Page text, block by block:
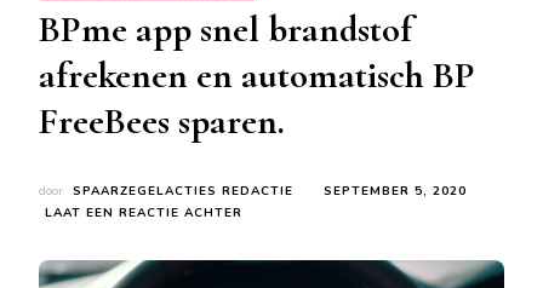
BPme app snel brandstof
afrekenen en automatisch BP
FreeBees sparen.
door SPAARZEGELACTIES REDACTIE
SEPTEMBER 5, 2020
LAAT EEN REACTIE ACHTER